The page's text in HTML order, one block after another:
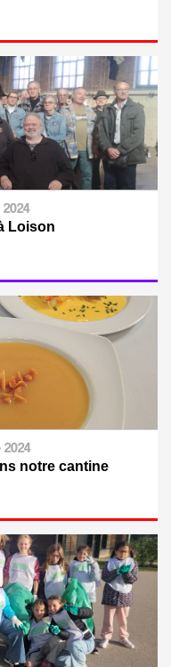
Loison
notre cantine